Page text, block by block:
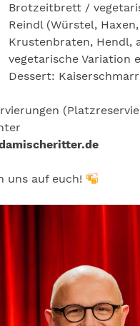
Brotzeitbrett /
Reindl (Würstel, Haxen,
Krustenbraten, Hendl,
vegetarische Variation
Dessert:
uns auf euch!